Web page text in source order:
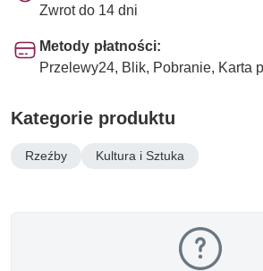
Zwrot do 14 dni
Metody płatności:
Przelewy24, Blik, Pobranie, Karta
Kategorie produktu
Rzeźby Kultura i Sztuka